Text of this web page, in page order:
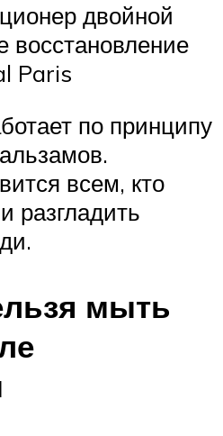
двойной
восстановление
Paris
по принципу
всем, кто
разгладить
мыть